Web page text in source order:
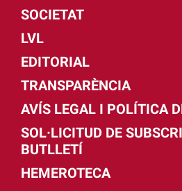
SOCIETAT
LVL
EDITORIAL
TRANSPARÈNCIA
AVÍS LEGAL I POLÍTICA
SOL·LICITUD DE
BUTLLETÍ
HEMEROTECA